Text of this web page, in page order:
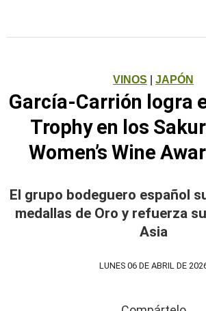
VINOS JAPÓN
García-Carrión logra
Trophy en los
Women’s Wine
El grupo bodeguero español
medallas de Oro y refuerza
Asia
LUNES 06 DE ABRIL DE